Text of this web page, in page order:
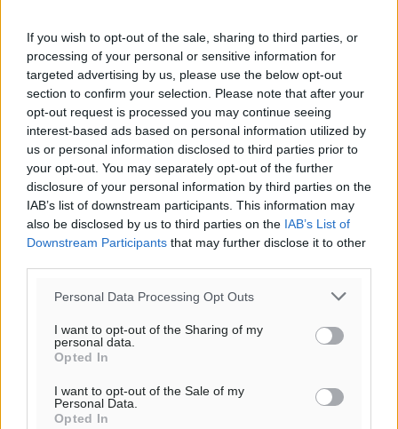
If you wish to opt-out of the sale, sharing to third parties, or
processing of your personal or sensitive information for
targeted advertising by us, please use the below opt-out
section to confirm your selection. Please note that after your
opt-out request is processed you may continue seeing
interest-based ads based on personal information utilized by
us or personal information disclosed to third parties prior to
your opt-out. You may separately opt-out of the further
disclosure of your personal information by third parties on the
IAB’s list of downstream participants. This information may
also be disclosed by us to third parties on the IAB’s List of
Downstream Participants that may further disclose it to other
Personal Data Processing Opt Outs
I want to opt-out of the Sharing of my
personal data.
Opted In
I want to opt-out of the Sale of my
Personal Data.
Opted In